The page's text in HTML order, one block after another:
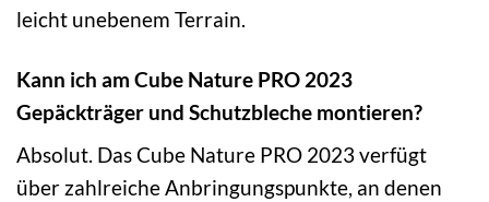
leicht unebenem Terrain.
Kann ich am Cube Nature PRO 2023
Gepäckträger und Schutzbleche montieren?
Absolut. Das Cube Nature PRO 2023 verfügt
über zahlreiche Anbringungspunkte, an denen